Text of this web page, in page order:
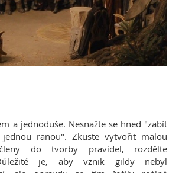
a jednoduše. Nesnažte se hned "zabít
jednou ranou". Zkuste vytvořit malou
do tvorby pravidel, rozdělte
je, aby vznik gildy nebyl